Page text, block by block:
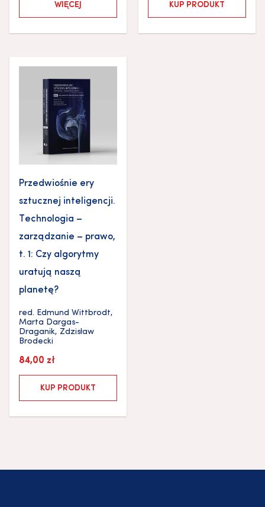
WIĘCEJ
KUP PRODUKT
Przedwiośnie ery
sztucznej inteligencji.
Technologia –
zarządzanie – prawo,
t. 1: Czy algorytmy
uratują naszą
planetę?
red. Edmund Wittbrodt,
Marta Dargas-
Draganik, Zdzisław
Brodecki
84,00 zł
KUP PRODUKT